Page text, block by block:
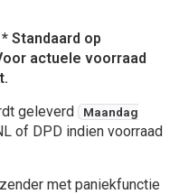
Standaard op
actuele voorraad
geleverd
Maandag
of DPD indien voorraad
met paniekfunctie